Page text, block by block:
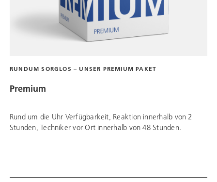
RUNDUM SORGLOS – UNSER PREMIUM PAKET
Premium
Rund um die Uhr Verfügbarkeit, Reaktion innerhalb von 2
Stunden, Techniker vor Ort innerhalb von 48 Stunden.